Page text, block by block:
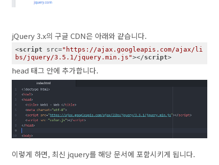
jQuery 3.x의 구글 CDN은 아래와 같습니다.
<script src="https://ajax.googleapis.com/ajax/li
bs/jquery/3.5.1/jquery.min.js"></script>
head 태그 안에 추가합니다.
이렇게 하면, 최신 jquery를 해당 문서에 포함시키게 됩니다.